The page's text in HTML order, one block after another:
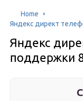
Home
Яндекс директ
Яндекс
поддержки